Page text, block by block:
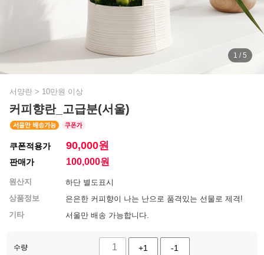
1 / 5
서양란 > 10만원 이상
커피향란_고급분(서울)
쿠폰적용가 90,000원
판매가 100,000원
원산지
하단 별도표시
상품정보
은은한 커피향이 나는 난으로 품격있는 선물로 제격!
기타
서울만 배송 가능합니다.
수량 +1 -1